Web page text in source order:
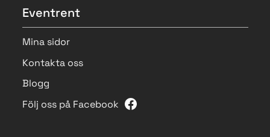
Eventrent
Mina sidor
Kontakta oss
Blogg
Följ oss på Facebook